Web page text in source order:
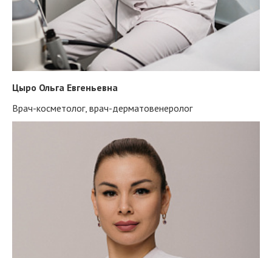
Цыро Ольга Евгеньевна
Врач-косметолог, врач-дерматовенеролог